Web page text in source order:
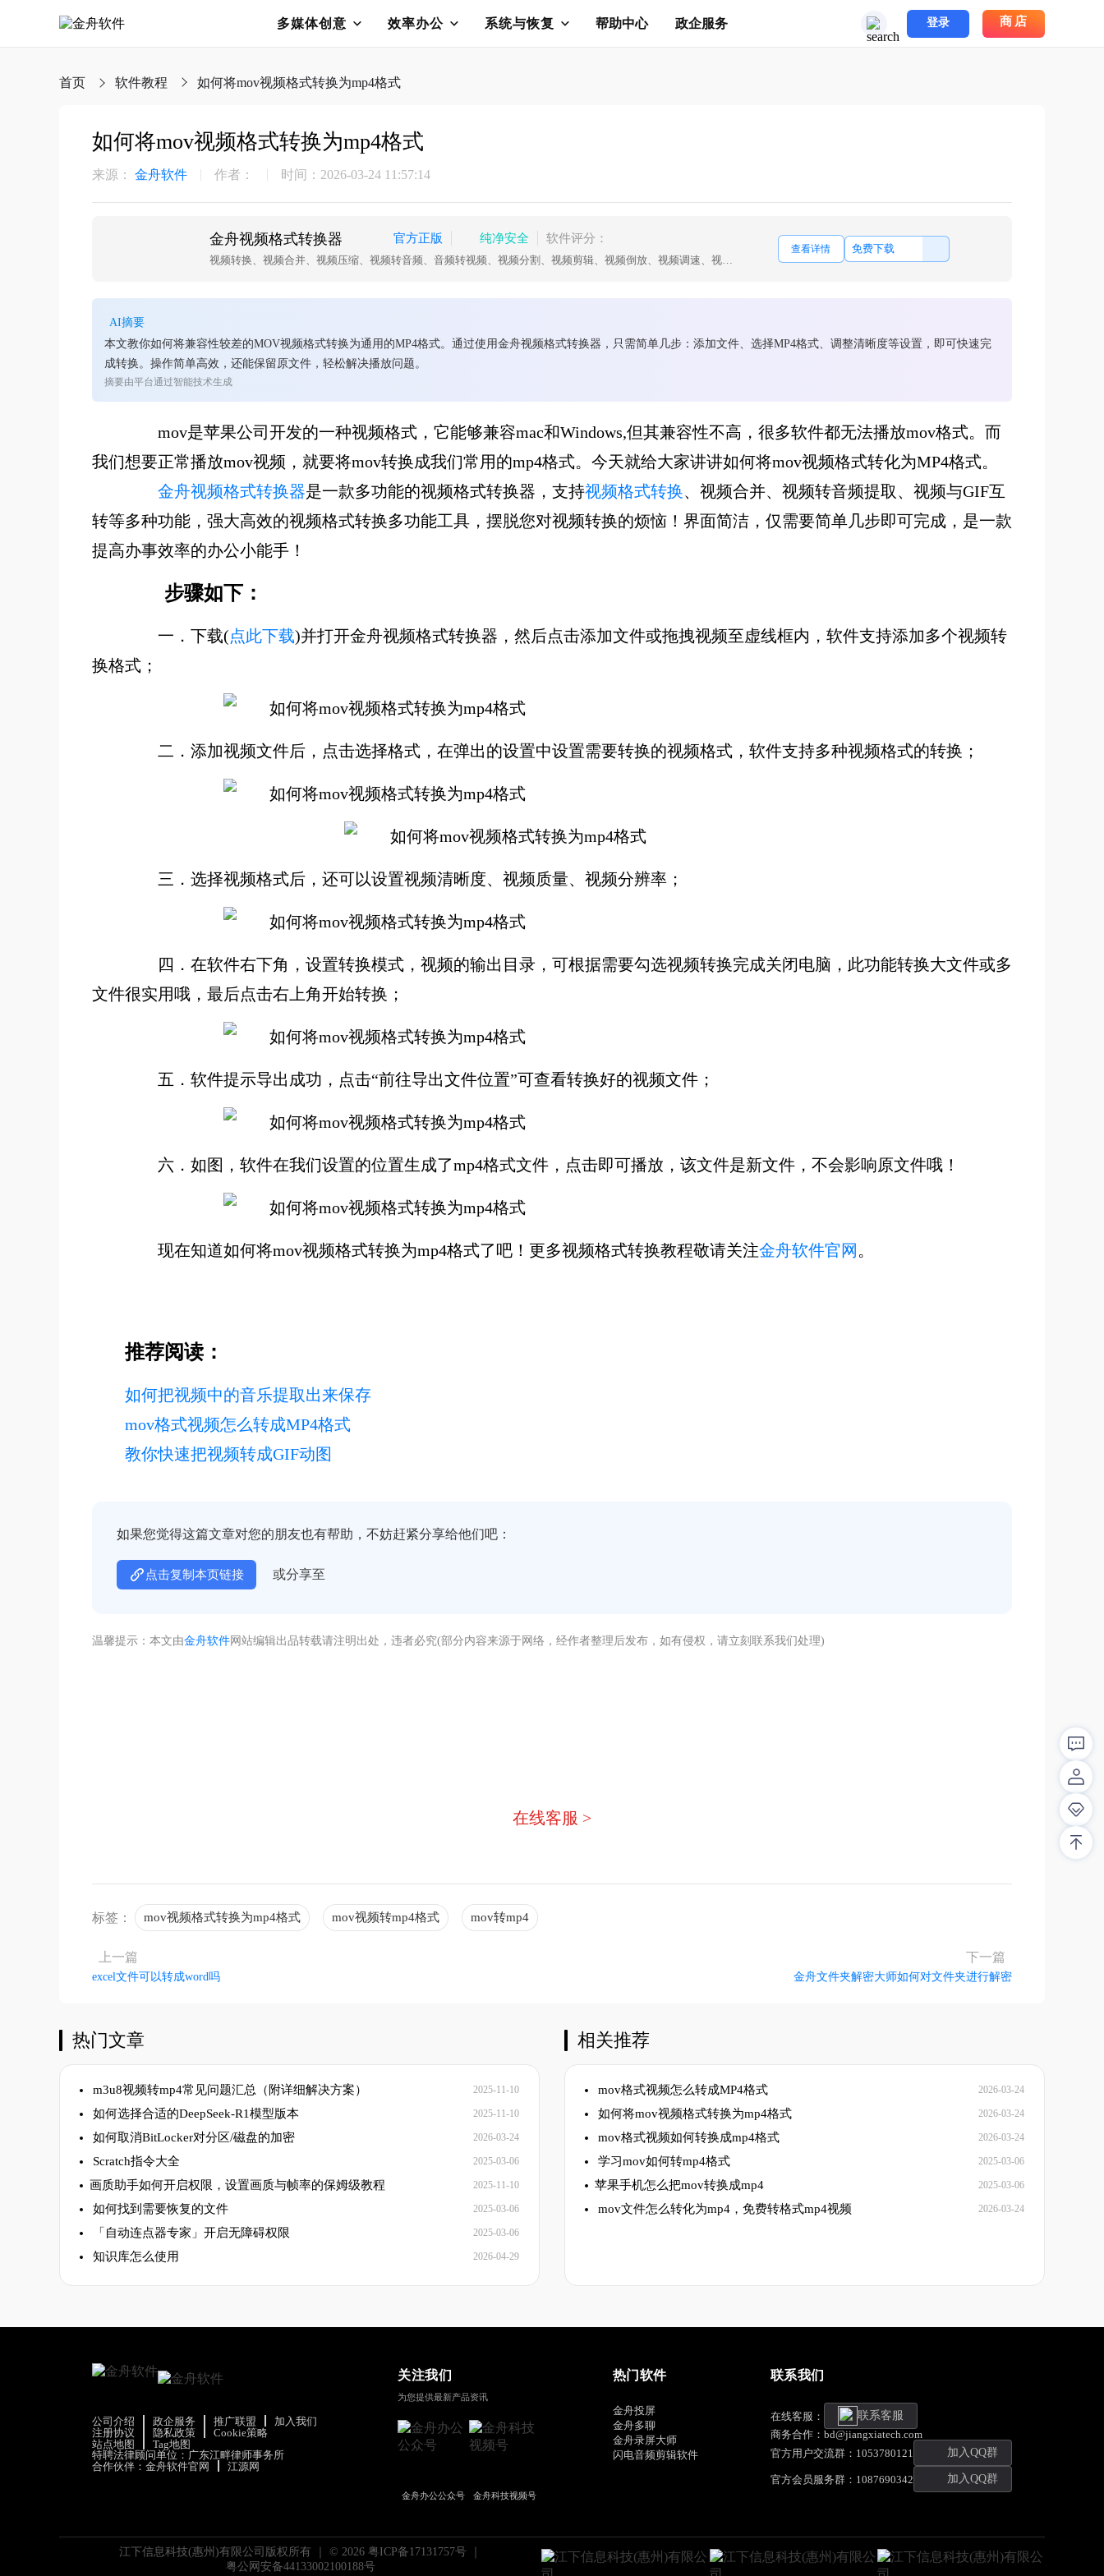
多媒体创意 效率办公 系统与恢复 帮助中心 政企服务 登录 商店
首页 软件教程 如何将mov视频格式转换为mp4格式
如何将mov视频格式转换为mp4格式
来源： 金舟软件 作者： 时间：2026-03-24 11:57:14
金舟视频格式转换器 官方正版 纯净安全 软件评分：
视频转换、视频合并、视频压缩、视频转音频、音频转视频、视频分割、视频剪辑、视频倒放、视频调速、视频转图片、GIF转图片、视频旋转，支持mov、mkv、3gp、avi、flv、gif、mkv、mov、mp4、mgp、rmvb、swf、vob、wmv等多种音视频格式相互转换
查看详情 免费下载
AI摘要
本文教你如何将兼容性较差的MOV视频格式转换为通用的MP4格式。通过使用金舟视频格式转换器，只需简单几步：添加文件、选择MP4格式、调整清晰度等设置，即可快速完
成转换。操作简单高效，还能保留原文件，轻松解决播放问题。
摘要由平台通过智能技术生成
mov是苹果公司开发的一种视频格式，它能够兼容mac和Windows,但其兼容性不高，很多软件都无法播放mov格式。而
我们想要正常播放mov视频，就要将mov转换成我们常用的mp4格式。今天就给大家讲讲如何将mov视频格式转化为MP4格式。
金舟视频格式转换器是一款多功能的视频格式转换器，支持视频格式转换、视频合并、视频转音频提取、视频与GIF互
转等多种功能，强大高效的视频格式转换多功能工具，摆脱您对视频转换的烦恼！界面简洁，仅需要简单几步即可完成，是一款
提高办事效率的办公小能手！
步骤如下：
一．下载(点此下载)并打开金舟视频格式转换器，然后点击添加文件或拖拽视频至虚线框内，软件支持添加多个视频转
换格式；
二．添加视频文件后，点击选择格式，在弹出的设置中设置需要转换的视频格式，软件支持多种视频格式的转换；
三．选择视频格式后，还可以设置视频清晰度、视频质量、视频分辨率；
四．在软件右下角，设置转换模式，视频的输出目录，可根据需要勾选视频转换完成关闭电脑，此功能转换大文件或多
文件很实用哦，最后点击右上角开始转换；
五．软件提示导出成功，点击“前往导出文件位置”可查看转换好的视频文件；
六．如图，软件在我们设置的位置生成了mp4格式文件，点击即可播放，该文件是新文件，不会影响原文件哦！
现在知道如何将mov视频格式转换为mp4格式了吧！更多视频格式转换教程敬请关注金舟软件官网 。
推荐阅读：
如何把视频中的音乐提取出来保存
mov格式视频怎么转成MP4格式
教你快速把视频转成GIF动图
如果您觉得这篇文章对您的朋友也有帮助，不妨赶紧分享给他们吧：
点击复制本页链接 或分享至
温馨提示：本文由金舟软件网站编辑出品转载请注明出处，违者必究(部分内容来源于网络，经作者整理后发布，如有侵权，请立刻联系我们处理)
在线客服 >
标签： mov视频格式转换为mp4格式 mov视频转mp4格式 mov转mp4
上一篇
excel文件可以转成word吗
下一篇
金舟文件夹解密大师如何对文件夹进行解密
热门文章
m3u8视频转mp4常见问题汇总（附详细解决方案） 2025-11-10
如何选择合适的DeepSeek-R1模型版本 2025-11-10
如何取消BitLocker对分区/磁盘的加密 2026-03-24
Scratch指令大全 2025-03-06
​画质助手如何开启权限，设置画质与帧率的保姆级教程 2025-11-10
如何找到需要恢复的文件 2025-03-06
「自动连点器专家」开启无障碍权限 2025-03-06
知识库怎么使用 2026-04-29
相关推荐
mov格式视频怎么转成MP4格式 2026-03-24
如何将mov视频格式转换为mp4格式 2026-03-24
mov格式视频如何转换成mp4格式 2026-03-24
学习​mov如何转mp4格式 2025-03-06
​苹果手机怎么把mov转换成mp4 2025-03-06
mov文件怎么转化为mp4，免费转格式mp4视频 2026-03-24
公司介绍 政企服务 推广联盟
加入我们
注册协议
隐私政策
Cookie策略
站点地图
Tag地图
特聘法律顾问单位：广东江畔律师事务所
合作伙伴： 金舟软件官网 江源网
关注我们
为您提供最新产品资讯
金舟办公公众号 金舟科技视频号
热门软件
金舟投屏
金舟多聊
金舟录屏大师
闪电音频剪辑软件
联系我们
在线客服：
联系客服
商务合作：bd@jiangxiatech.com
官方用户交流群：1053780121
加入QQ群
官方会员服务群：1087690342 加入QQ群
江下信息科技(惠州)有限公司版权所有 ｜ © 2026 粤ICP备17131757号
粤公网安备44133002100188号